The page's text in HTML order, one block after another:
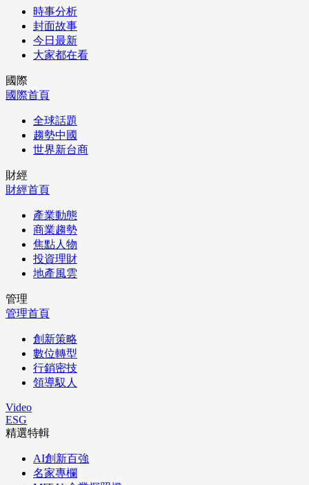
時事分析
封面故事
今日最新
大家都在看
國際
國際首頁
全球話題
趨勢中國
世界新台商
財經
財經首頁
產業動態
商業趨勢
焦點人物
投資理財
地產風雲
管理
管理首頁
創新策略
數位轉型
行銷密技
領導馭人
Video
ESG
精選特輯
AI創新百強
名家專欄